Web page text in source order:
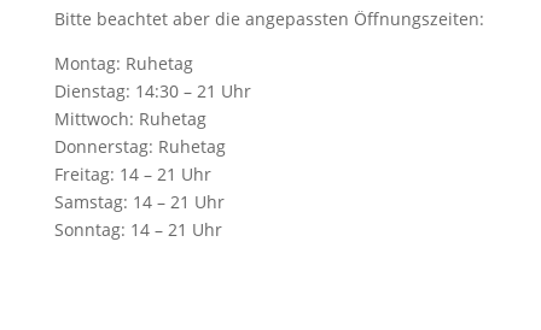
Bitte beachtet aber die angepassten Öffnungszeiten:
Montag: Ruhetag
Dienstag: 14:30 – 21 Uhr
Mittwoch: Ruhetag
Donnerstag: Ruhetag
Freitag: 14 – 21 Uhr
Samstag: 14 – 21 Uhr
Sonntag: 14 – 21 Uhr